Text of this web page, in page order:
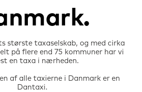
største taxaselskab, og med cirka
på flere end 75 kommuner har vi
en taxa i nærheden.
af alle taxierne i Danmark er en
Dantaxi.